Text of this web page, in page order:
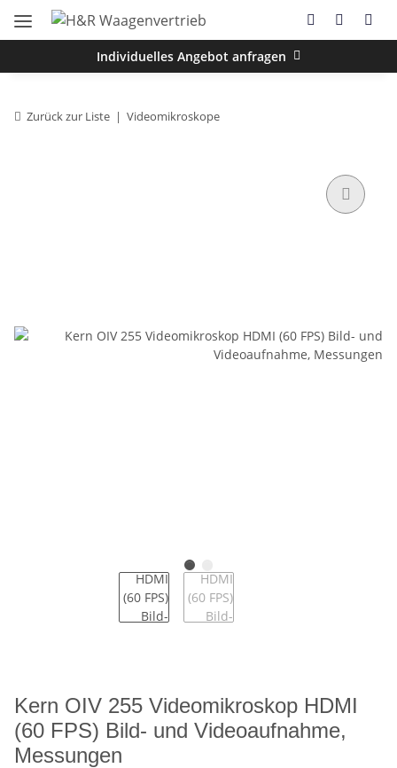
Individuelles Angebot anfragen
Zurück zur Liste Videomikroskope
Kern OIV 255 Videomikroskop HDMI
(60 FPS) Bild- und Videoaufnahme,
Messungen